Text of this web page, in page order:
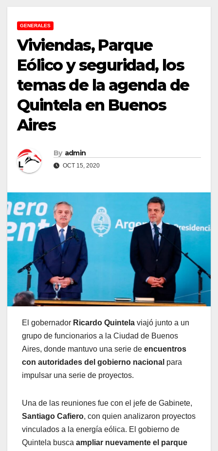
GENERALES
Viviendas, Parque
Eólico y seguridad, los
temas de la agenda de
Quintela en Buenos
Aires
By admin
OCT 15, 2020
El gobernador Ricardo Quintela viajó junto a un
grupo de funcionarios a la Ciudad de Buenos
Aires, donde mantuvo una serie de encuentros
con autoridades del gobierno nacional para
impulsar una serie de proyectos.
Una de las reuniones fue con el jefe de Gabinete,
Santiago Cafiero, con quien analizaron proyectos
vinculados a la energía eólica. El gobierno de
Quintela busca ampliar nuevamente el parque